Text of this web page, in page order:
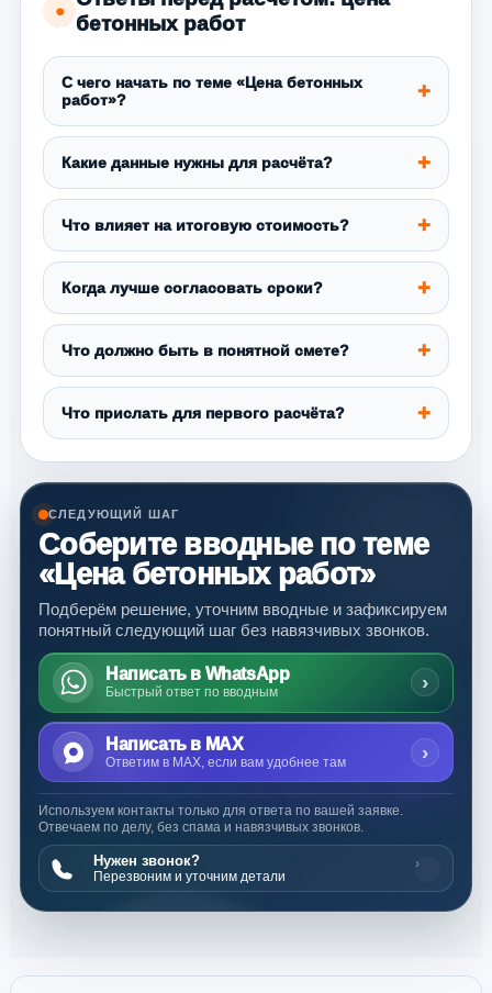
●
бетонных работ
С чего начать по теме «Цена бетонных
работ»?
Какие данные нужны для расчёта?
Что влияет на итоговую стоимость?
Когда лучше согласовать сроки?
Что должно быть в понятной смете?
Что прислать для первого расчёта?
СЛЕДУЮЩИЙ ШАГ
Соберите вводные по теме
«Цена бетонных работ»
Подберём решение, уточним вводные и зафиксируем
понятный следующий шаг без навязчивых звонков.
Написать в WhatsApp
Быстрый ответ по вводным ›
Написать в MAX
Ответим в MAX, если вам удобнее там ›
Используем контакты только для ответа по вашей заявке.
Отвечаем по делу, без спама и навязчивых звонков.
Нужен звонок?
Перезвоним и уточним детали
›